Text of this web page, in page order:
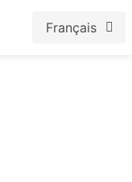
Français